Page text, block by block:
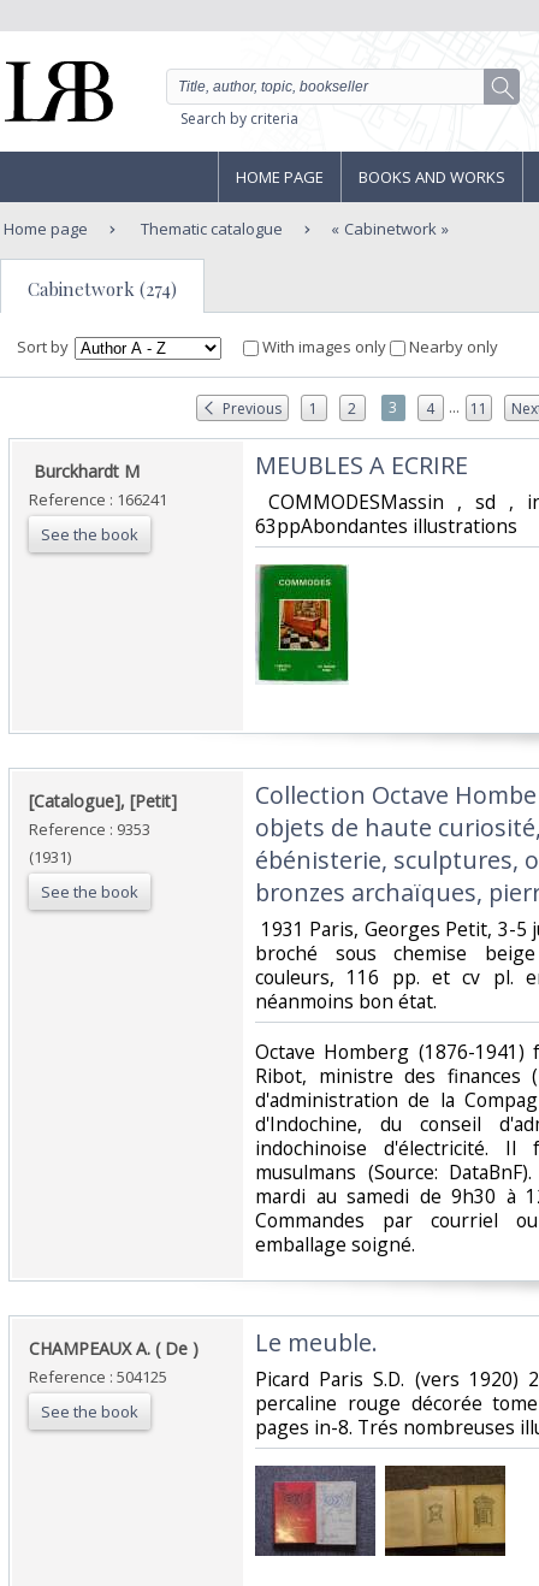
Search by criteria
HOME PAGE BOOKS AND WORKS
Home page Thematic catalogue Cabinetwork
Cabinetwork (274)
Sort by With images only Nearby only
Previous 1 2 3 4 ... 11
‎ Burckhardt M‎
Reference : 166241
See the book
‎MEUBLES A ECRIRE‎
COMMODESMassin , sd
63ppAbondantes illustrations ‎
‎[Catalogue], [Petit]‎
Reference : 9353
(1931)
See the book
‎Collection Octave
objets de haute
ébénisterie, sculptures,
bronzes archaïques,
1931 Paris, Georges Petit, 3-
broché sous chemise
couleurs, 116 pp. et cv pl.
néanmoins bon état. ‎
‎Octave Homberg (1876-
Ribot, ministre des finances
d'administration de la
d'Indochine, du conseil
indochinoise d'électricité.
musulmans (Source:
mardi au samedi de 9h30 à
Commandes par courriel
emballage soigné. ‎
‎CHAMPEAUX A. ( De )‎
Reference : 504125
See the book
‎Le meuble.‎
‎Picard Paris S.D. (vers
percaline rouge décorée
pages in-8. Trés nombreuses